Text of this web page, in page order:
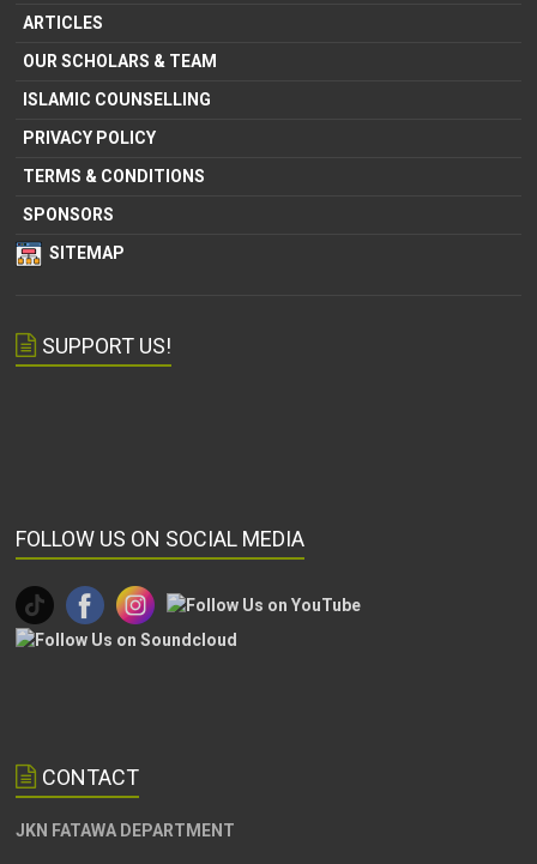
ARTICLES
OUR SCHOLARS & TEAM
ISLAMIC COUNSELLING
PRIVACY POLICY
TERMS & CONDITIONS
SPONSORS
SITEMAP
SUPPORT US!
FOLLOW US ON SOCIAL MEDIA
CONTACT
JKN FATAWA DEPARTMENT